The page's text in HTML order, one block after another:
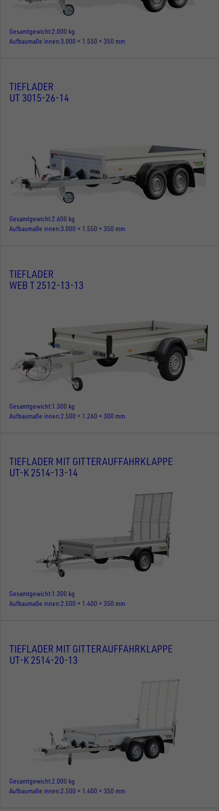
Gesamtgewicht 2.000 kg
Aufbaumaße innen 3.000 × 1.550 × 350 mm
TIEFLADER
UT 3015-26-14
Gesamtgewicht 2.600 kg
Aufbaumaße innen 3.000 × 1.550 × 350 mm
TIEFLADER
WEB T 2512-13-13
Gesamtgewicht 1.300 kg
Aufbaumaße innen 2.500 × 1.260 × 300 mm
TIEFLADER MIT GITTERAUFFAHRKLAPPE
UT-K 2514-13-14
Gesamtgewicht 1.300 kg
Aufbaumaße innen 2.500 × 1.400 × 350 mm
TIEFLADER MIT GITTERAUFFAHRKLAPPE
UT-K 2514-20-13
Gesamtgewicht 2.000 kg
Aufbaumaße innen 2.500 × 1.400 × 350 mm